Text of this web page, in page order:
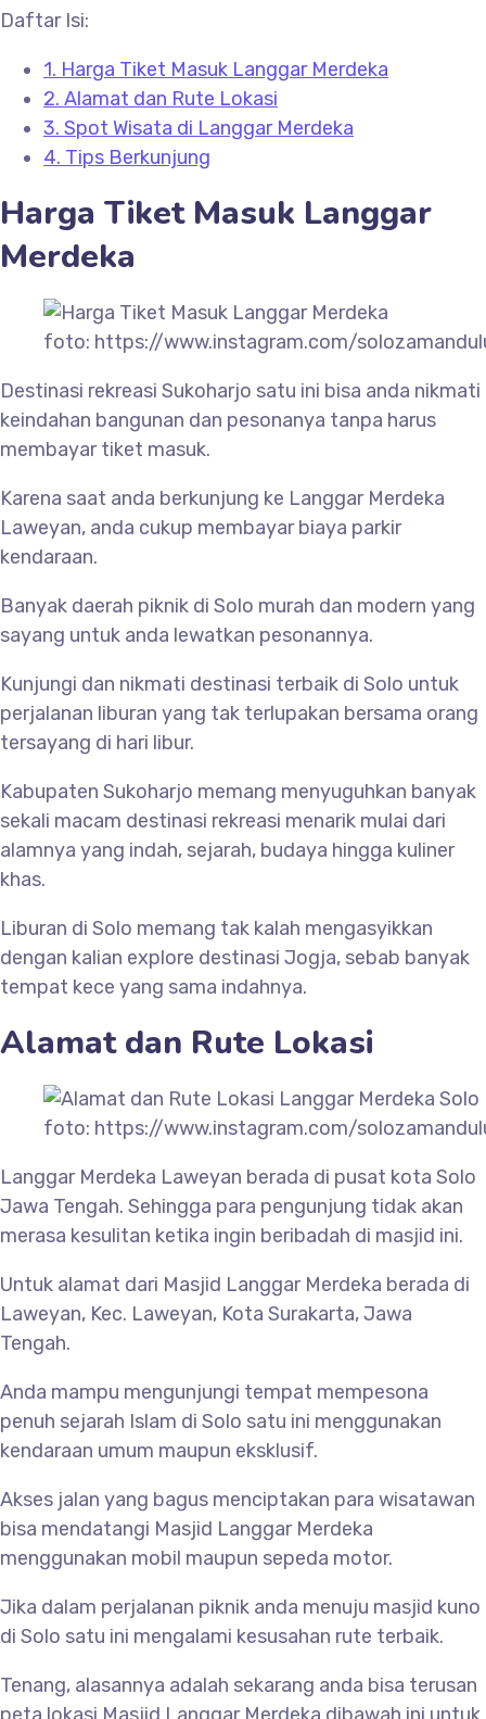
Daftar Isi:
1. Harga Tiket Masuk Langgar Merdeka
2. Alamat dan Rute Lokasi
3. Spot Wisata di Langgar Merdeka
4. Tips Berkunjung
Harga Tiket Masuk Langgar
Merdeka
foto: https://www.instagram.com/
Destinasi rekreasi Sukoharjo satu ini bisa anda nikmati
keindahan bangunan dan pesonanya tanpa harus
membayar tiket masuk.
Karena saat anda berkunjung ke Langgar Merdeka
Laweyan, anda cukup membayar biaya parkir
kendaraan.
Banyak daerah piknik di Solo murah dan modern yang
sayang untuk anda lewatkan pesonannya.
Kunjungi dan nikmati destinasi terbaik di Solo untuk
perjalanan liburan yang tak terlupakan bersama orang
tersayang di hari libur.
Kabupaten Sukoharjo memang menyuguhkan banyak
sekali macam destinasi rekreasi menarik mulai dari
alamnya yang indah, sejarah, budaya hingga kuliner
khas.
Liburan di Solo memang tak kalah mengasyikkan
dengan kalian explore destinasi Jogja, sebab banyak
tempat kece yang sama indahnya.
Alamat dan Rute Lokasi
foto: https://www.instagram.com/
Langgar Merdeka Laweyan berada di pusat kota Solo
Jawa Tengah. Sehingga para pengunjung tidak akan
merasa kesulitan ketika ingin beribadah di masjid ini.
Untuk alamat dari Masjid Langgar Merdeka berada di
Laweyan, Kec. Laweyan, Kota Surakarta, Jawa
Tengah.
Anda mampu mengunjungi tempat mempesona
penuh sejarah Islam di Solo satu ini menggunakan
kendaraan umum maupun eksklusif.
Akses jalan yang bagus menciptakan para wisatawan
bisa mendatangi Masjid Langgar Merdeka
menggunakan mobil maupun sepeda motor.
Jika dalam perjalanan piknik anda menuju masjid kuno
di Solo satu ini mengalami kesusahan rute terbaik.
Tenang, alasannya adalah sekarang anda bisa terusan